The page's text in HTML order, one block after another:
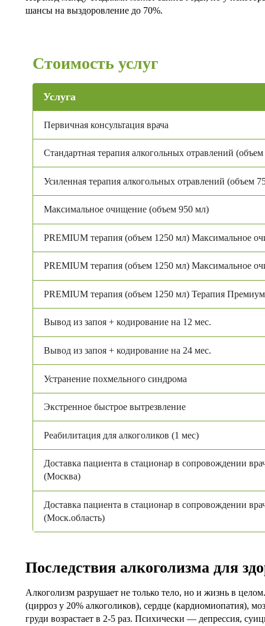
шансы на выздоровление до 70%.
Стоимость услуг
Услуга
Первичная консультация врача
Стандартная терапия алкогольных отравлений
Усиленная терапия алкогольных отравлений (объем
Максимальное очищение (объем 950 мл)
PREMIUM терапия (объем 1250 мл) Максимальное
PREMIUM терапия (объем 1250 мл) Максимальное
PREMIUM терапия (объем 1250 мл) Терапия Премиум
Вывод из запоя + кодирование на 12 мес.
Вывод из запоя + кодирование на 24 мес.
Устранение похмельного синдрома
Экстренное быстрое вытрезвление
Реабилитация для алкоголиков (1 мес)
Доставка пациента в стационар в сопровождении
(Москва)
Доставка пациента в стационар в сопровождении
(Моск.область)
Последствия алкоголизма для
Алкоголизм разрушает не только тело, но и жизнь в
(цирроз у 20% алкоголиков), сердце (кардиомиопатия),
груди возрастает в 2-5 раз. Психически — депрессия,